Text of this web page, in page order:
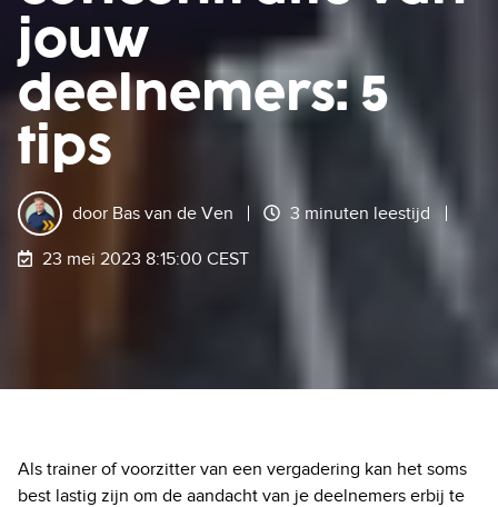
jouw
deelnemers: 5
tips
door Bas van de Ven 3 minuten leestijd
23 mei 2023 8:15:00 CEST
Als trainer of voorzitter van een vergadering kan het soms
best lastig zijn om de aandacht van je deelnemers erbij te